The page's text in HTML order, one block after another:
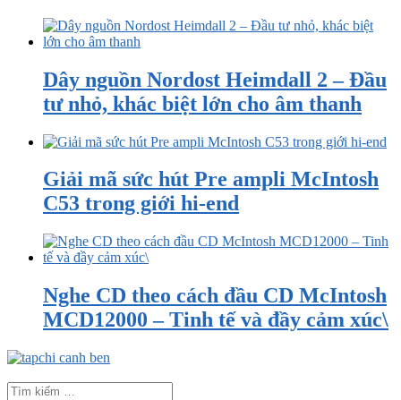
Dây nguồn Nordost Heimdall 2 – Đầu
tư nhỏ, khác biệt lớn cho âm thanh
Giải mã sức hút Pre ampli McIntosh
C53 trong giới hi-end
Nghe CD theo cách đầu CD McIntosh
MCD12000 – Tinh tế và đầy cảm xúc\